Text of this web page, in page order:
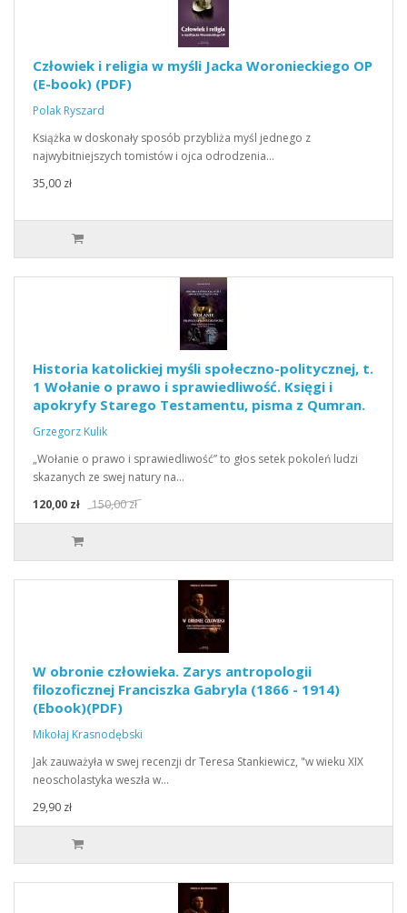
Człowiek i religia w myśli Jacka Woronieckiego OP
(E-book) (PDF)
Polak Ryszard
Książka w doskonały sposób przybliża myśl jednego z
najwybitniejszych tomistów i ojca odrodzenia…
35,00 zł
Historia katolickiej myśli społeczno-politycznej, t.
1 Wołanie o prawo i sprawiedliwość. Księgi i
apokryfy Starego Testamentu, pisma z Qumran.
Grzegorz Kulik
„Wołanie o prawo i sprawiedliwość” to głos setek pokoleń ludzi
skazanych ze swej natury na…
120,00 zł
150,00 zł
W obronie człowieka. Zarys antropologii
filozoficznej Franciszka Gabryla (1866 - 1914)
(Ebook)(PDF)
Mikołaj Krasnodębski
Jak zauważyła w swej recenzji dr Teresa Stankiewicz, "w wieku XIX
neoscholastyka weszła w…
29,90 zł